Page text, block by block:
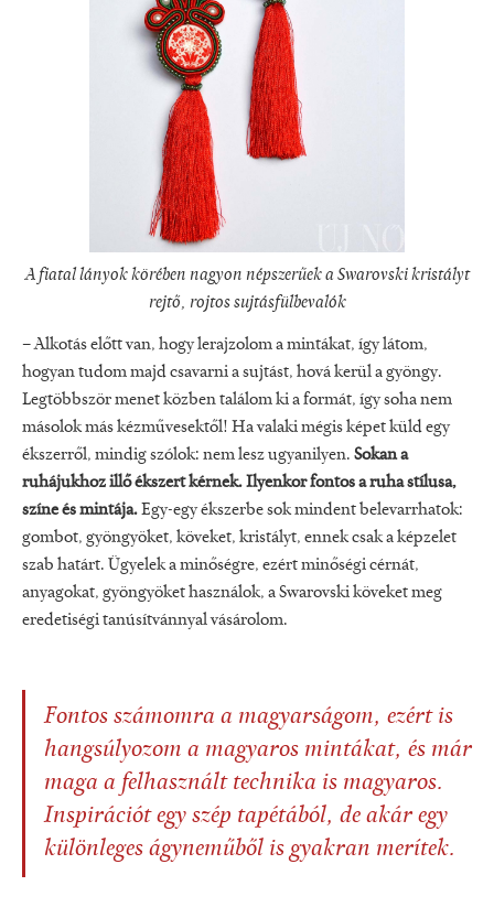
A fiatal lányok körében nagyon népszerűek a Swarovski kristályt
rejtő, rojtos sujtásfülbevalók
– Alkotás előtt van, hogy lerajzolom a mintákat, így látom,
hogyan tudom majd csavarni a sujtást, hová kerül a gyöngy.
Legtöbbször menet közben találom ki a formát, így soha nem
másolok más kézművesektől! Ha valaki mégis képet küld egy
ékszerről, mindig szólok: nem lesz ugyanilyen. Sokan a
ruhájukhoz illő ékszert kérnek. Ilyenkor fontos a ruha stílusa,
színe és mintája.Egy-egy ékszerbe sok mindent belevarrhatok:
gombot, gyöngyöket, köveket, kristályt, ennek csak a képzelet
szab határt. Ügyelek a minőségre, ezért minőségi cérnát,
anyagokat, gyöngyöket használok, a Swarovski köveket meg
eredetiségi tanúsítvánnyal vásárolom.
Fontos számomra a magyarságom, ezért is
hangsúlyozom a magyaros mintákat, és már
maga a felhasznált technika is magyaros.
Inspirációt egy szép tapétából, de akár egy
különleges ágyneműből is gyakran merítek.